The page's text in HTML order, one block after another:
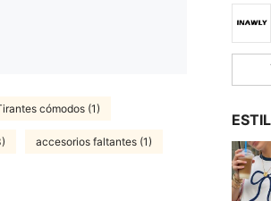
cómodos (1)
accesorios faltantes (1)